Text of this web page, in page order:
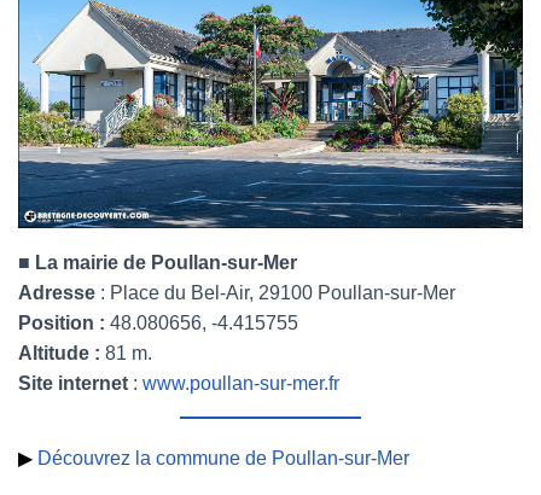
■ La mairie de Poullan-sur-Mer
Adresse : Place du Bel-Air, 29100 Poullan-sur-Mer
Position : 48.080656, -4.415755
Altitude : 81 m.
Site internet : www.poullan-sur-mer.fr
▶ Découvrez la commune de Poullan-sur-Mer